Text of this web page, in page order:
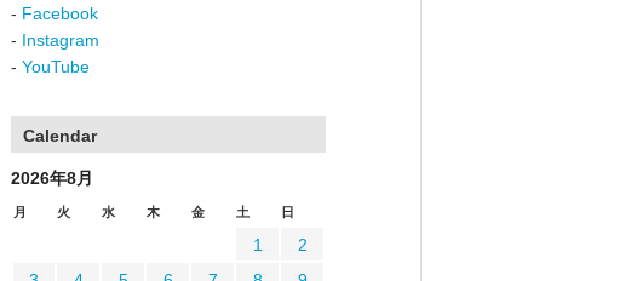
- Facebook
- Instagram
- YouTube
Calendar
2026年8月
月 火 水 木 金 土 日
1
2